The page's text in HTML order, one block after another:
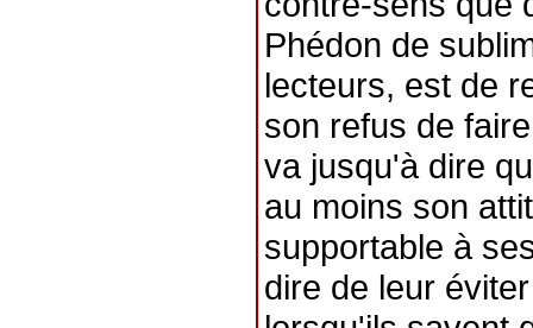
Phédon de
lecteurs, est de
son refus de
va jusqu'à dire
au moins son
supportable à
dire de leur